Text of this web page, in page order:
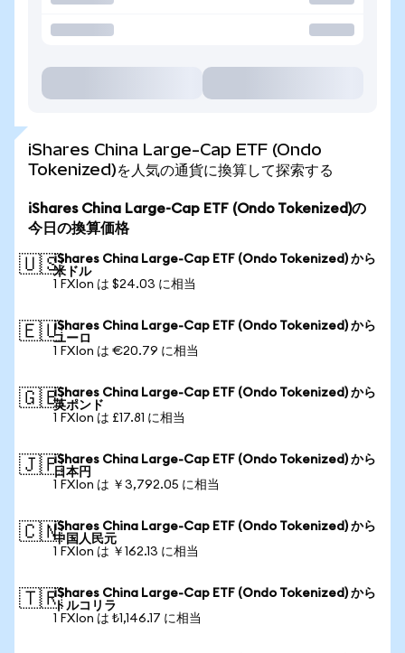
iShares China Large-Cap ETF (Ondo
Tokenized)を人気の通貨に換算して探索する
iShares China Large-Cap ETF (Ondo Tokenized)の
今日の換算価格
🇺🇸iShares China Large-Cap ETF (Ondo Tokenized) から
米ドル
1 FXIon は $24.03 に相当
🇪🇺iShares China Large-Cap ETF (Ondo Tokenized) から
ユーロ
1 FXIon は €20.79 に相当
🇬🇧iShares China Large-Cap ETF (Ondo Tokenized) から
英ポンド
1 FXIon は £17.81 に相当
🇯🇵iShares China Large-Cap ETF (Ondo Tokenized) から
日本円
1 FXIon は ￥3,792.05 に相当
🇨🇳iShares China Large-Cap ETF (Ondo Tokenized) から
中国人民元
1 FXIon は ￥162.13 に相当
🇹🇷iShares China Large-Cap ETF (Ondo Tokenized) から
トルコリラ
1 FXIon は ₺1,146.17 に相当